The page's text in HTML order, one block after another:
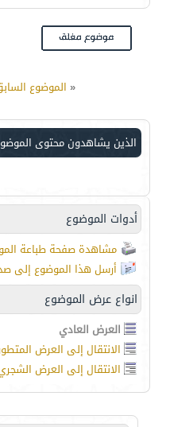
« الموضوع
الذين يشاهدون محتوى الموضوع
أدوات الموضوع
مشاهدة صفحة طباعة
أرسل هذا الموضوع إلى
انواع عرض الموضوع
العرض العادي
الانتقال إلى العرض
الانتقال إلى العرض